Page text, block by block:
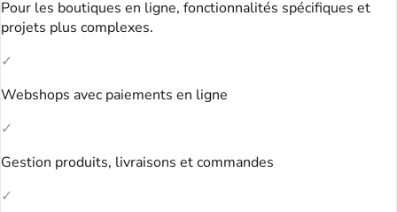
Pour les boutiques en ligne, fonctionnalités spécifiques et
projets plus complexes.
✓
Webshops avec paiements en ligne
✓
Gestion produits, livraisons et commandes
✓